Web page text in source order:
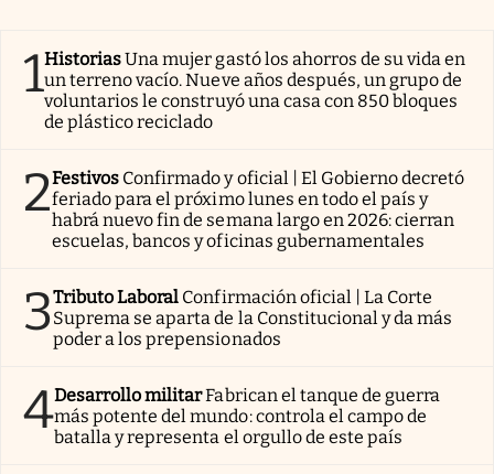
1HistoriasUna mujer gastó los ahorros de su vida en
un terreno vacío. Nueve años después, un grupo de
voluntarios le construyó una casa con 850 bloques
de plástico reciclado
2Festivos Confirmado y oficial | El Gobierno decretó
feriado para el próximo lunes en todo el país y
habrá nuevo fin de semana largo en 2026: cierran
escuelas, bancos y oficinas gubernamentales
3Tributo Laboral Confirmación oficial | La Corte
Suprema se aparta de la Constitucional y da más
poder a los prepensionados
4Desarrollo militarFabrican el tanque de guerra
más potente del mundo: controla el campo de
batalla y representa el orgullo de este país